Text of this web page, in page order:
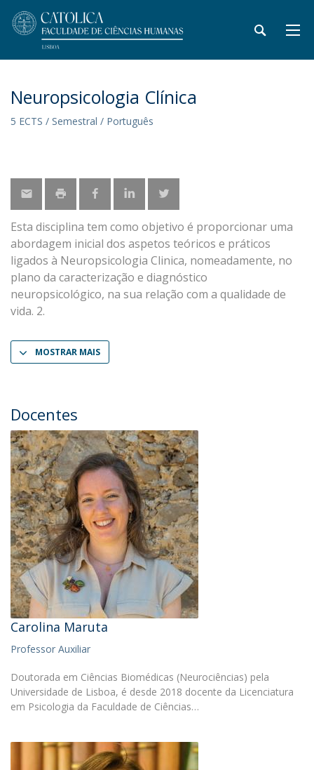
Neuropsicologia Clínica
5 ECTS / Semestral / Português
Esta disciplina tem como objetivo é proporcionar uma
abordagem inicial dos aspetos teóricos e práticos
ligados à Neuropsicologia Clinica, nomeadamente, no
plano da caracterização e diagnóstico
neuropsicológico, na sua relação com a qualidade de
vida. 2.
MOSTRAR MAIS
Docentes
Carolina Maruta
Professor Auxiliar
Doutorada em Ciências Biomédicas (Neurociências) pela
Universidade de Lisboa, é desde 2018 docente da Licenciatura
em Psicologia da Faculdade de Ciências…